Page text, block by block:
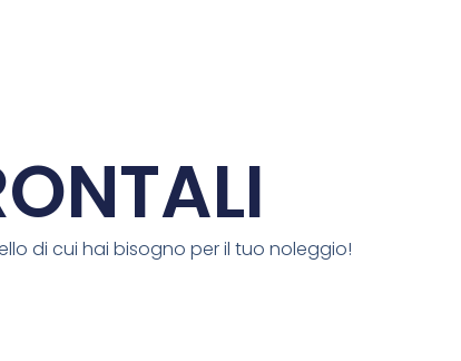
di cui hai bisogno per il tuo noleggio!